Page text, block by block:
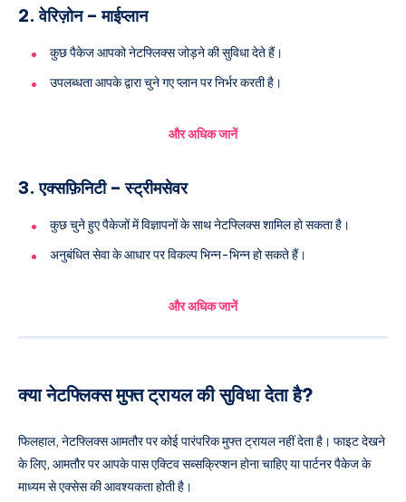
2. वेरिज़ोन – माईप्लान
कुछ पैकेज आपको नेटफ्लिक्स जोड़ने की सुविधा देते हैं।
उपलब्धता आपके द्वारा चुने गए प्लान पर निर्भर करती है।
और अधिक जानें
3. एक्सफ़िनिटी – स्ट्रीमसेवर
कुछ चुने हुए पैकेजों में विज्ञापनों के साथ नेटफ्लिक्स शामिल हो सकता है।
अनुबंधित सेवा के आधार पर विकल्प भिन्न-भिन्न हो सकते हैं।
और अधिक जानें
क्या नेटफ्लिक्स मुफ्त ट्रायल की सुविधा देता है?
फिलहाल, नेटफ्लिक्स आमतौर पर कोई पारंपरिक मुफ्त ट्रायल नहीं देता है। फाइट देखने
के लिए, आमतौर पर आपके पास एक्टिव सब्सक्रिप्शन होना चाहिए या पार्टनर पैकेज के
माध्यम से एक्सेस की आवश्यकता होती है।